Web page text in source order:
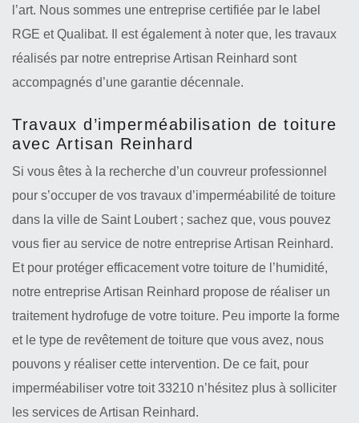
l’art. Nous sommes une entreprise certifiée par le label
RGE et Qualibat. Il est également à noter que, les travaux
réalisés par notre entreprise Artisan Reinhard sont
accompagnés d’une garantie décennale.
Travaux d’imperméabilisation de toiture
avec Artisan Reinhard
Si vous êtes à la recherche d’un couvreur professionnel
pour s’occuper de vos travaux d’imperméabilité de toiture
dans la ville de Saint Loubert ; sachez que, vous pouvez
vous fier au service de notre entreprise Artisan Reinhard.
Et pour protéger efficacement votre toiture de l’humidité,
notre entreprise Artisan Reinhard propose de réaliser un
traitement hydrofuge de votre toiture. Peu importe la forme
et le type de revêtement de toiture que vous avez, nous
pouvons y réaliser cette intervention. De ce fait, pour
imperméabiliser votre toit 33210 n’hésitez plus à solliciter
les services de Artisan Reinhard.